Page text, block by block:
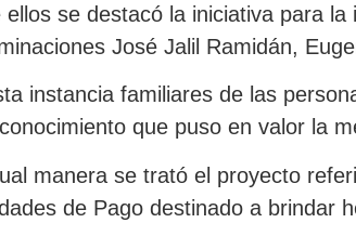
ellos se destacó la iniciativa para
José Jalil Ramidán,
instancia familiares de las
que puso en valor la
manera se trató el proyecto
de Pago destinado a brindar